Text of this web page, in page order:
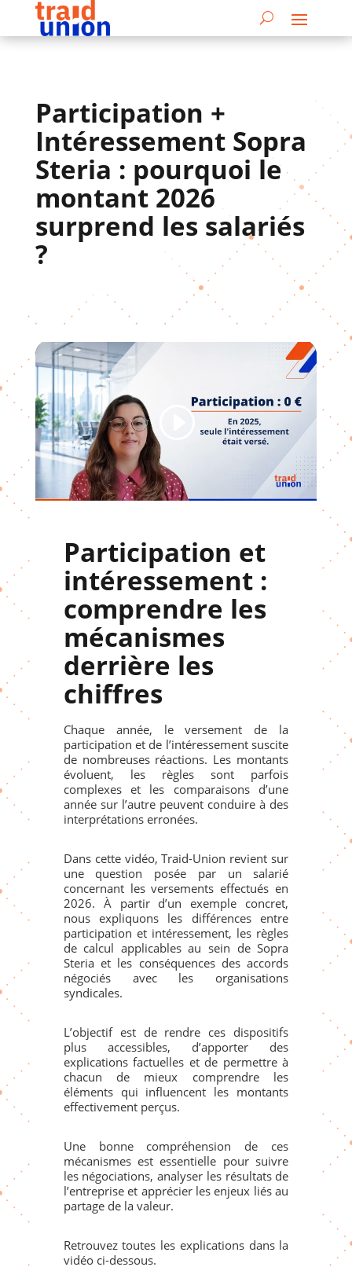
Participation +
Intéressement Sopra
Steria : pourquoi le
montant 2026
surprend les salariés
?
Participation et
intéressement :
comprendre les
mécanismes
derrière les
chiffres
Chaque année, le versement de la
participation et de l’intéressement suscite
de nombreuses réactions. Les montants
évoluent, les règles sont parfois
complexes et les comparaisons d’une
année sur l’autre peuvent conduire à des
interprétations erronées.
Dans cette vidéo, Traid-Union revient sur
une question posée par un salarié
concernant les versements effectués en
2026. À partir d’un exemple concret,
nous expliquons les différences entre
participation et intéressement, les règles
de calcul applicables au sein de Sopra
Steria et les conséquences des accords
négociés avec les organisations
syndicales.
L’objectif est de rendre ces dispositifs
plus accessibles, d’apporter des
explications factuelles et de permettre à
chacun de mieux comprendre les
éléments qui influencent les montants
effectivement perçus.
Une bonne compréhension de ces
mécanismes est essentielle pour suivre
les négociations, analyser les résultats de
l’entreprise et apprécier les enjeux liés au
partage de la valeur.
Retrouvez toutes les explications dans la
vidéo ci-dessous.